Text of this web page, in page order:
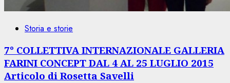
Storia e storie
7° COLLETTIVA INTERNAZIONALE GALLERIA
FARINI CONCEPT DAL 4 AL 25 LUGLIO 2015
Articolo di Rosetta Savelli